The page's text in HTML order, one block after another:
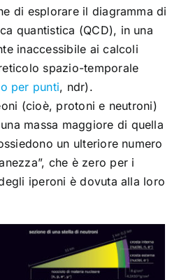
di esplorare il diagramma di
quantistica (QCD), in una
inaccessibile ai calcoli
spazio-temporale
per punti, ndr).
(cioè, protoni e neutroni)
massa maggiore di quella
un ulteriore numero
che è zero per i
iperoni è dovuta alla loro